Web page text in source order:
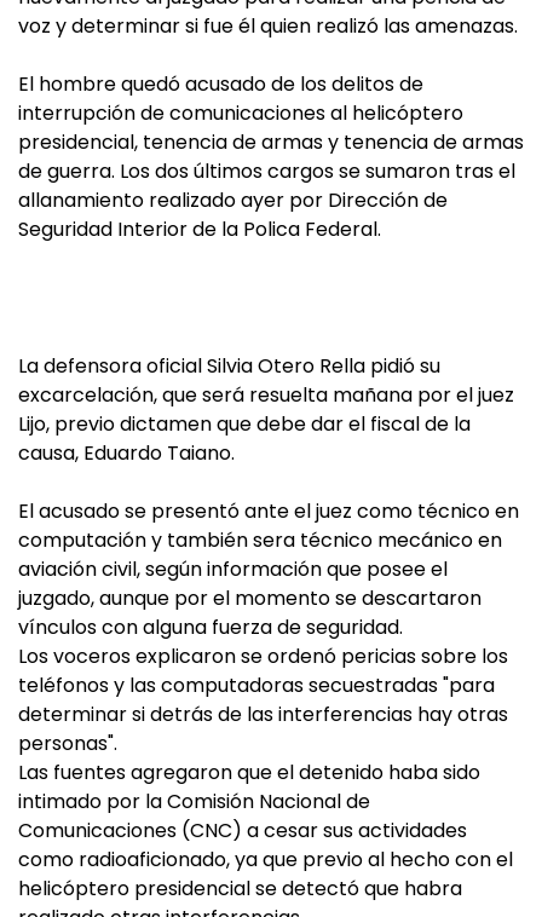
voz y determinar si fue él quien realizó las amenazas.
El hombre quedó acusado de los delitos de
interrupción de comunicaciones al helicóptero
presidencial, tenencia de armas y tenencia de armas
de guerra. Los dos últimos cargos se sumaron tras el
allanamiento realizado ayer por Dirección de
Seguridad Interior de la Polica Federal.
La defensora oficial Silvia Otero Rella pidió su
excarcelación, que será resuelta mañana por el juez
Lijo, previo dictamen que debe dar el fiscal de la
causa, Eduardo Taiano.
El acusado se presentó ante el juez como técnico en
computación y también sera técnico mecánico en
aviación civil, según información que posee el
juzgado, aunque por el momento se descartaron
vínculos con alguna fuerza de seguridad.
Los voceros explicaron se ordenó pericias sobre los
teléfonos y las computadoras secuestradas "para
determinar si detrás de las interferencias hay otras
personas".
Las fuentes agregaron que el detenido haba sido
intimado por la Comisión Nacional de
Comunicaciones (CNC) a cesar sus actividades
como radioaficionado, ya que previo al hecho con el
helicóptero presidencial se detectó que habra